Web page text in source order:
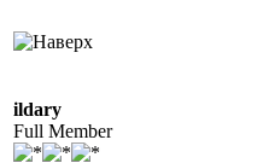
ildary
Full Member